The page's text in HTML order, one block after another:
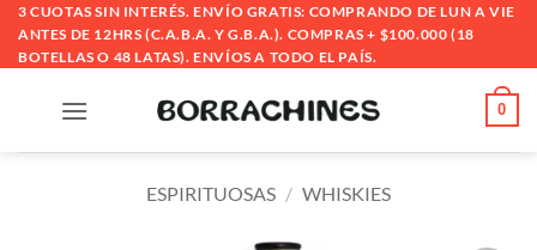
Saltar
contenido
3 CUOTAS SIN INTERÉS. ENVÍO GRATIS: COMPRANDO DE LUN A VIE
ANTES DE 12HRS (C.A.B.A. Y G.B.A.). COMPRAS + $100.000 (18
BOTELLAS O 48 LATAS). ENVÍOS A TODO EL PAÍS.
0
ESPIRITUOSAS / WHISKIES